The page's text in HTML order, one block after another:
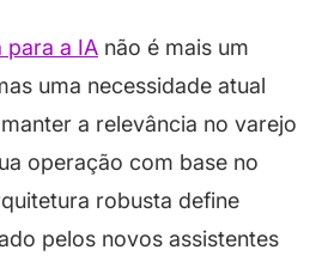
para a IA não é mais um
uma necessidade atual
a relevância no varejo
operação com base no
robusta define
pelos novos assistentes